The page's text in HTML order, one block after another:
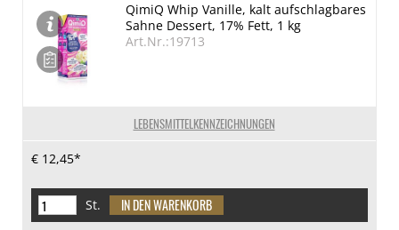
LEBENSMITTELKENNZEICHNUNGEN
QimiQ Whip Vanille, kalt aufschlagbares
Sahne Dessert, 17% Fett, 1 kg
Art.Nr.:19713
€ 12,45*
St.